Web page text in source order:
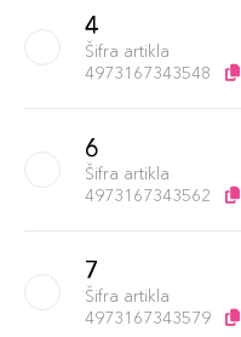
4
Šifra artikla
4973167343548
6
Šifra artikla
4973167343562
7
Šifra artikla
4973167343579